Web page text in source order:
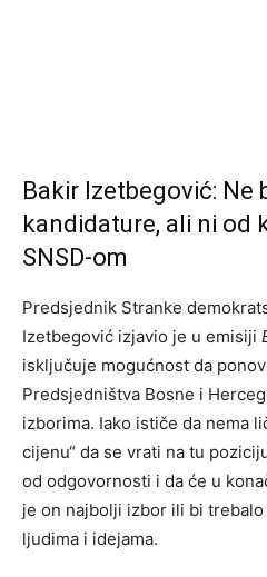
Bakir Izetbegović: Ne
kandidature, ali ni od
SNSD-om
Predsjednik Stranke
Izetbegović izjavio je u emisiji
isključuje mogućnost da
Predsjedništva Bosne i
izborima. Iako ističe da nema
cijenu“ da se vrati na tu
od odgovornosti i da će u
je on najbolji izbor ili bi
ljudima i idejama.